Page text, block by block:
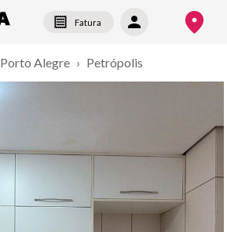
Fatura
Porto Alegre › Petrópolis